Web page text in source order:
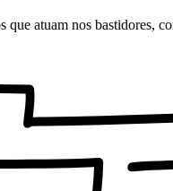
que atuam nos bastidores,